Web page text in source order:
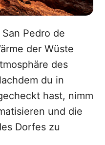
Pedro de
der Wüste
des
du in
hast, nimm
und die
Dorfes zu